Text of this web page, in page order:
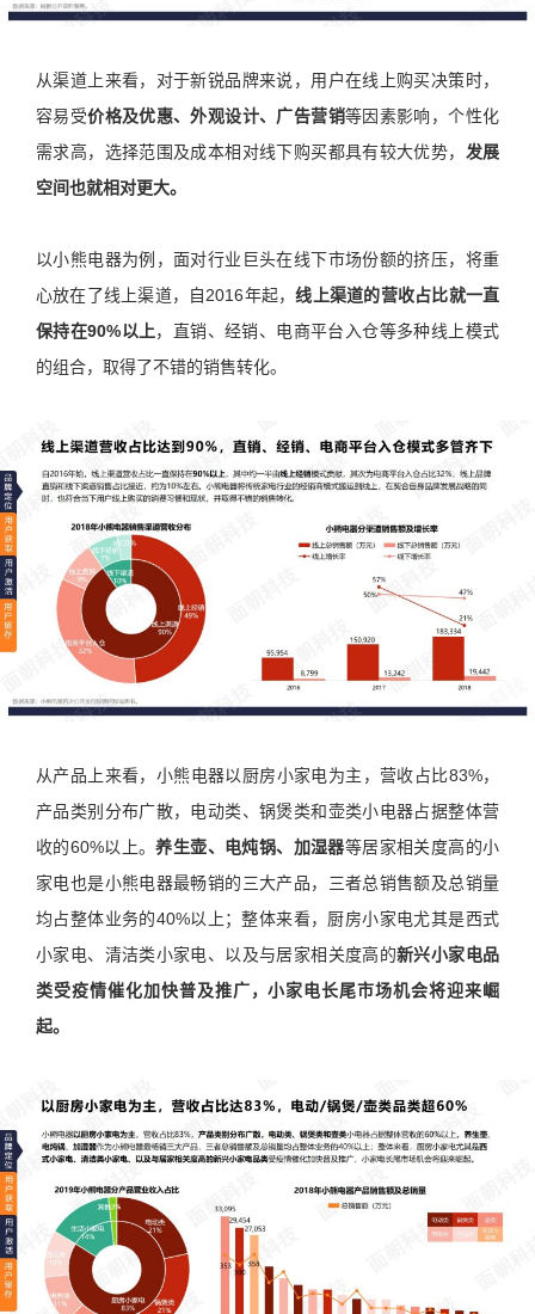
从渠道上来看，对于新锐品牌来说，用户在线上购买决策时，
容易受价格及优惠、外观设计、广告营销等因素影响，个性化
需求高，选择范围及成本相对线下购买都具有较大优势， 发展
空间也就相对更大。
以小熊电器为例，面对行业巨头在线下市场份额的挤压，将重
心放在了线上渠道，自2016年起，线上渠道的营收占比就一直
保持在90%以上，直销、经销、电商平台入仓等多种线上模式
的组合，取得了不错的销售转化。
从产品上来看，小熊电器以厨房小家电为主，营收占比83%，
产品类别分布广散，电动类、锅煲类和壶类小电器占据整体营
收的60%以上。养生壶、电炖锅、加湿器等居家相关度高的小
家电也是小熊电器最畅销的三大产品，三者总销售额及总销量
均占整体业务的40%以上；整体来看，厨房小家电尤其是西式
小家电、清洁类小家电、以及与居家相关度高的新兴小家电品
类受疫情催化加快普及推广，小家电长尾市场机会将迎来崛
起。